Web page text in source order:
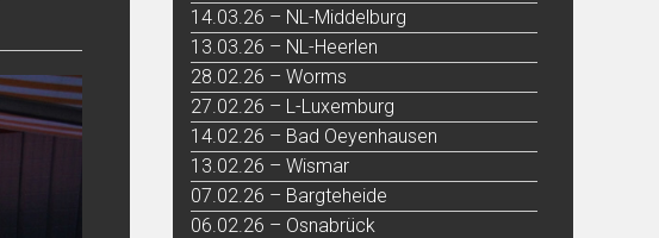
14.03.26 – NL-Middelburg
13.03.26 – NL-Heerlen
28.02.26 – Worms
27.02.26 – L-Luxemburg
14.02.26 – Bad Oeyenhausen
13.02.26 – Wismar
07.02.26 – Bargteheide
06.02.26 – Osnabrück